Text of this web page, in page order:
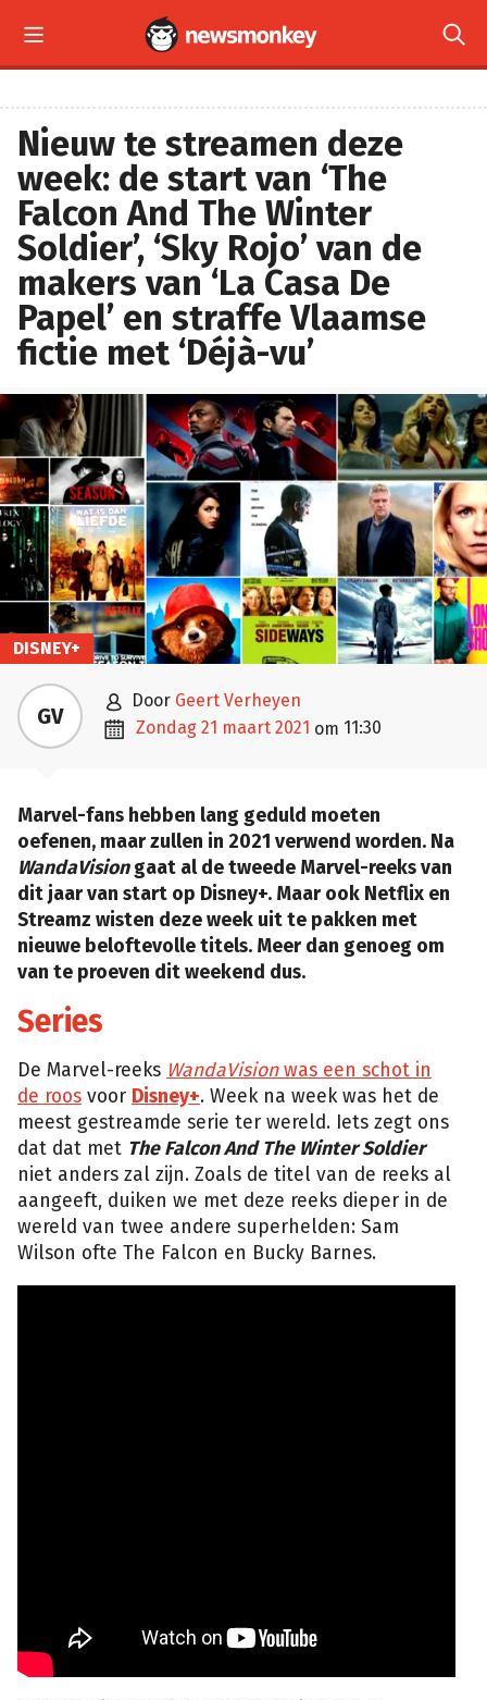
 
Nieuw te streamen deze
week: de start van ‘The
Falcon And The Winter
Soldier’, ‘Sky Rojo’ van de
makers van ‘La Casa De
Papel’ en straffe Vlaamse
fictie met ‘Déjà-vu’
DISNEY+
GV  door Geert Verheyen
 zondag 21 maart 2021 om 11:30
Marvel-fans hebben lang geduld moeten
oefenen, maar zullen in 2021 verwend worden. Na
WandaVisiongaat al de tweede Marvel-reeks van
dit jaar van start op Disney+. Maar ook Netflix en
Streamz wisten deze week uit te pakken met
nieuwe beloftevolle titels. Meer dan genoeg om
van te proeven dit weekend dus.
Series
De Marvel-reeks WandaVisionwas een schot in
de roos voor Disney+. Week na week was het de
meest gestreamde serie ter wereld. Iets zegt ons
dat dat met The Falcon And The Winter Soldier
niet anders zal zijn. Zoals de titel van de reeks al
aangeeft, duiken we met deze reeks dieper in de
wereld van twee andere superhelden: Sam
Wilson ofte The Falcon en Bucky Barnes.